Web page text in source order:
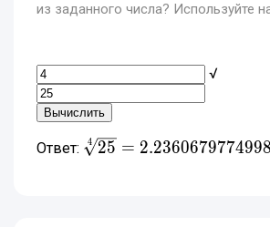
из заданного числа? Используйте
√
Ответ: \sqrt[4]{25} =
4 25 = 2.2360679774998